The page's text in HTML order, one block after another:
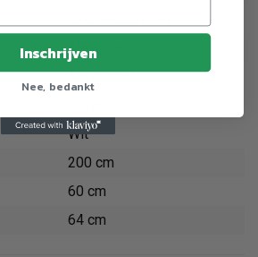
Aquarium
AkvaStabil
Wit
200 cm
60 cm
64 cm
Inschrijven
Nee, bedankt